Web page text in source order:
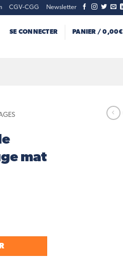
CGV-CGG Newsletter
SE CONNECTER PANIER /0,00€
mat
gauche Rouge mat